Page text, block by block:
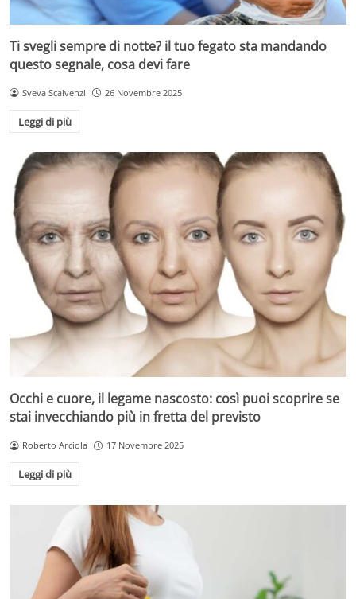
Ti svegli sempre di notte? il tuo fegato sta mandando
questo segnale, cosa devi fare
Sveva Scalvenzi 26 Novembre 2025
Leggi di più
Occhi e cuore, il legame nascosto: così puoi scoprire se
stai invecchiando più in fretta del previsto
Roberto Arciola 17 Novembre 2025
Leggi di più